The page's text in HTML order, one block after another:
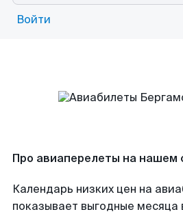
Войти
Про авиаперелеты на нашем
Календарь низких цен на
показывает выгодные месяца